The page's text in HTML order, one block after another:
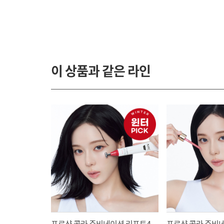
이 상품과 같은 라인